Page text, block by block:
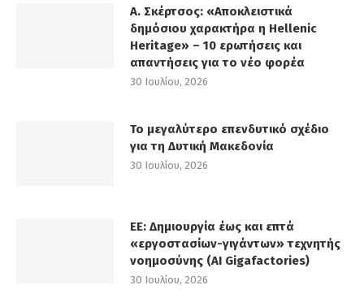
Α. Σκέρτσος: «Αποκλειστικά
δημόσιου χαρακτήρα η Hellenic
Heritage» – 10 ερωτήσεις και
απαντήσεις για το νέο φορέα
30 Ιουλίου, 2026
Το μεγαλύτερο επενδυτικό σχέδιο
για τη Δυτική Μακεδονία
30 Ιουλίου, 2026
ΕΕ: Δημιουργία έως και επτά
«εργοστασίων-γιγάντων» τεχνητής
νοημοσύνης (AI Gigafactories)
30 Ιουλίου, 2026